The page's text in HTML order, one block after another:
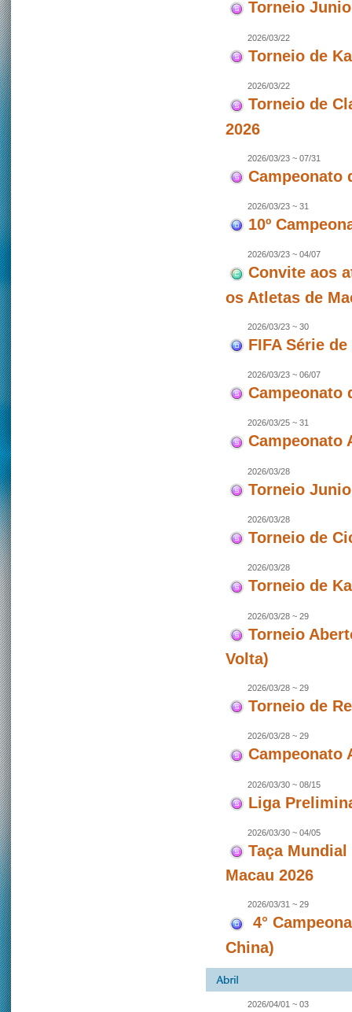
Torneio
2026/03/22
Torneio de
2026/03/22
Torneio de
2026
2026/03/23 ~ 07/31
Campeonato
2026/03/23 ~ 31
10º
2026/03/23 ~ 04/07
Convite aos
os Atletas de
2026/03/23 ~ 30
FIFA Série
2026/03/23 ~ 06/07
Campeonato
2026/03/25 ~ 31
Campeonato
2026/03/28
Torneio
2026/03/28
Torneio de
2026/03/28
Torneio de
2026/03/28 ~ 29
Torneio
Volta)
2026/03/28 ~ 29
Torneio de
2026/03/28 ~ 29
Campeonato
2026/03/30 ~ 08/15
Liga
2026/03/30 ~ 04/05
Taça
Macau 2026
2026/03/31 ~ 29
4°
China)
2026/04/01 ~ 03